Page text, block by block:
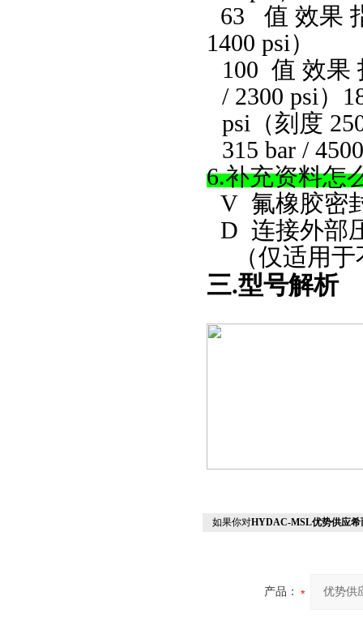
63 值 效果
1400 psi）
100 值 效果
/ 2300 psi）
psi（刻度
315 bar /
6.补充资料怎
V 氟橡胶密
D 连接外部
（仅适用
三.型号解析
如果你对HYDAC-MSL优势供应
产品：